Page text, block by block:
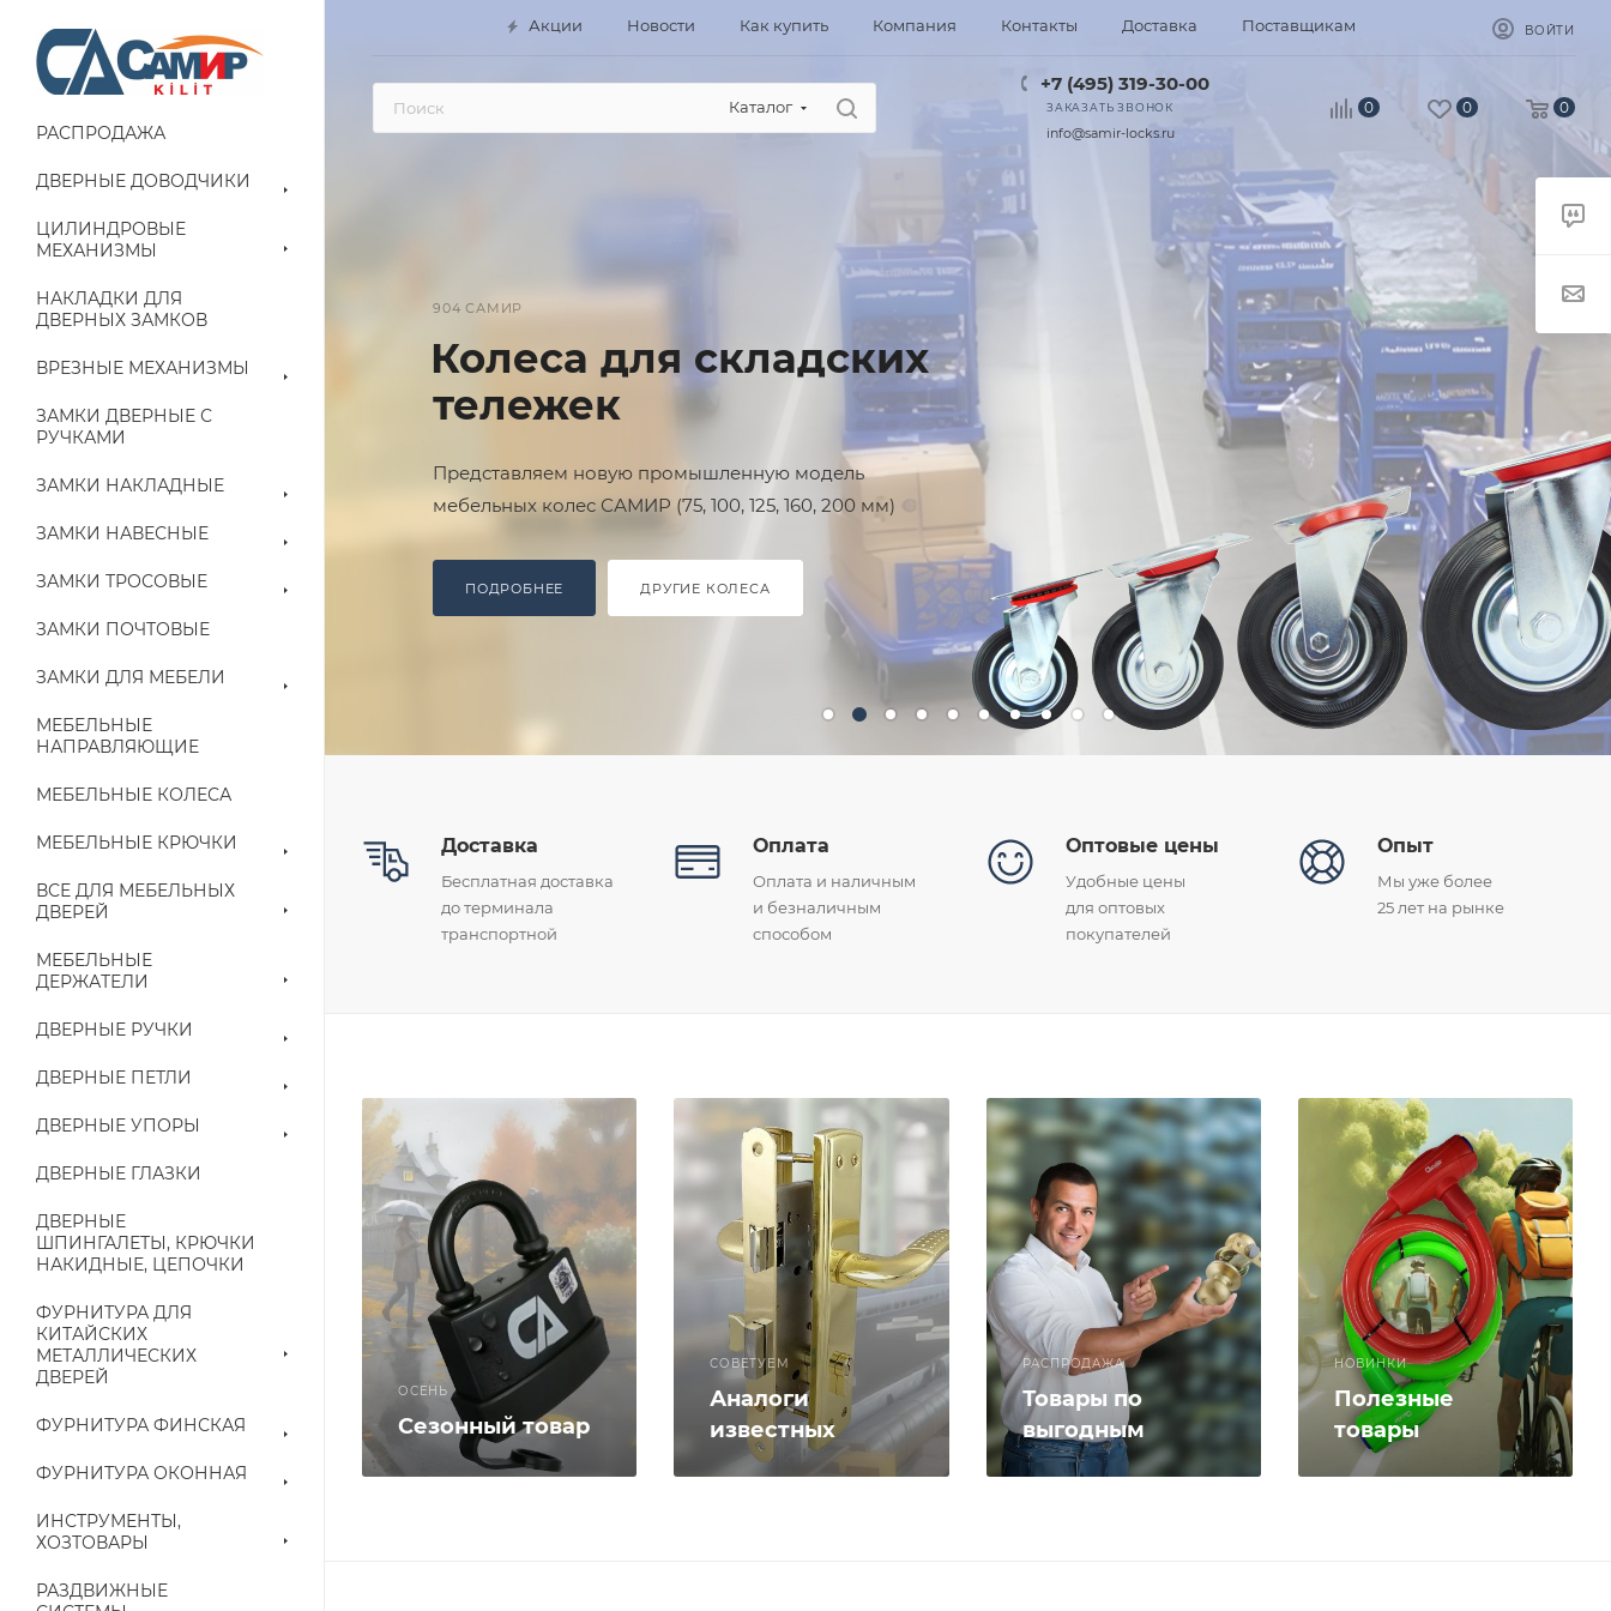
Акции Новости Как купить Компания Контакты Доставка Поставщикам ВОЙТИ
Каталог
+7 (495) 319-30-00
ЗАКАЗАТЬ ЗВОНОК
info@samir-locks.ru
0 0 0
РАСПРОДАЖА
ДВЕРНЫЕ ДОВОДЧИКИ
ЦИЛИНДРОВЫЕ
МЕХАНИЗМЫ
НАКЛАДКИ ДЛЯ
ДВЕРНЫХ ЗАМКОВ
ВРЕЗНЫЕ МЕХАНИЗМЫ
ЗАМКИ ДВЕРНЫЕ С
РУЧКАМИ
ЗАМКИ НАКЛАДНЫЕ
ЗАМКИ НАВЕСНЫЕ
ЗАМКИ ТРОСОВЫЕ
ЗАМКИ ПОЧТОВЫЕ
ЗАМКИ ДЛЯ МЕБЕЛИ
МЕБЕЛЬНЫЕ
НАПРАВЛЯЮЩИЕ
МЕБЕЛЬНЫЕ КОЛЕСА
МЕБЕЛЬНЫЕ КРЮЧКИ
ВСЕ ДЛЯ МЕБЕЛЬНЫХ
ДВЕРЕЙ
МЕБЕЛЬНЫЕ
ДЕРЖАТЕЛИ
ДВЕРНЫЕ РУЧКИ
ДВЕРНЫЕ ПЕТЛИ
ДВЕРНЫЕ УПОРЫ
ДВЕРНЫЕ ГЛАЗКИ
ДВЕРНЫЕ
ШПИНГАЛЕТЫ, КРЮЧКИ
НАКИДНЫЕ, ЦЕПОЧКИ
ФУРНИТУРА ДЛЯ
КИТАЙСКИХ
МЕТАЛЛИЧЕСКИХ
ДВЕРЕЙ
ФУРНИТУРА ФИНСКАЯ
ФУРНИТУРА ОКОННАЯ
ИНСТРУМЕНТЫ,
ХОЗТОВАРЫ
РАЗДВИЖНЫЕ
НОВЫЕ ЗАМКИ
Новые навесные
велосипедные замки
Представляем новые модели велосипедных замков
САМИР
ПОДРОБНЕЕ
Доставка
Бесплатная доставка
до терминала
транспортной
Оплата
Оплата и наличным
и безналичным
способом
Оптовые цены
Удобные цены
для оптовых
покупателей
Опыт
Мы уже более
25 лет на рынке
ОСЕНЬ
Сезонный товар
СОВЕТУЕМ
Аналоги
известных
замков
РАСПРОДАЖА
Товары по
выгодным
ценам
НОВИНКИ
Полезные
товары